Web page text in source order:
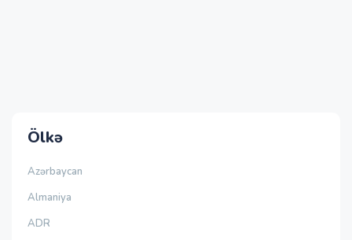
Ölkə
Azərbaycan
Almaniya
ADR